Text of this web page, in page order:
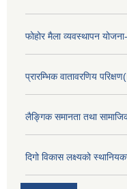
फोहोर मैला व्यवस्थापन
प्रारम्भिक वातावरणिय
लैङ्‍गिक समानता तथा
दिगो विकास लक्ष्यको